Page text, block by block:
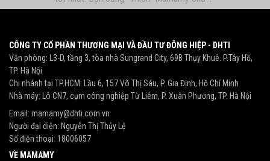
CÔNG TY CỔ PHẦN THƯƠNG MẠI VÀ ĐẦU TƯ ĐÔNG HIỆP - DHTI
Văn phòng: L3-D, tầng 3, tòa nhà Sungrand City, 69B Thụy Khuê. P.Tây Hồ,
TP. Hà Nội
Chi nhánh tại TP.HCM: Lầu 6, 157 Võ Thị Sáu, P. Gia Định, Hồ Chí Minh
Nhà máy: Lô CN7, cụm công nghiệp Từ Liêm, P. Xuân Phương, TP. Hà Nội
Email: mamamy@dhti.com.vn
Người đại diện: Nguyễn Thị Thủy Lệ
Số điện thoại: 18006057
VỀ MAMAMY